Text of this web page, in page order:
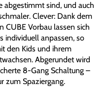
abgestimmt sind, und auch
Clever: Dank dem
CUBE Vorbau lassen sich
individuell anpassen, so
den Kids und ihrem
Abgerundet wird
8-Gang Schaltung –
zum Spaziergang.